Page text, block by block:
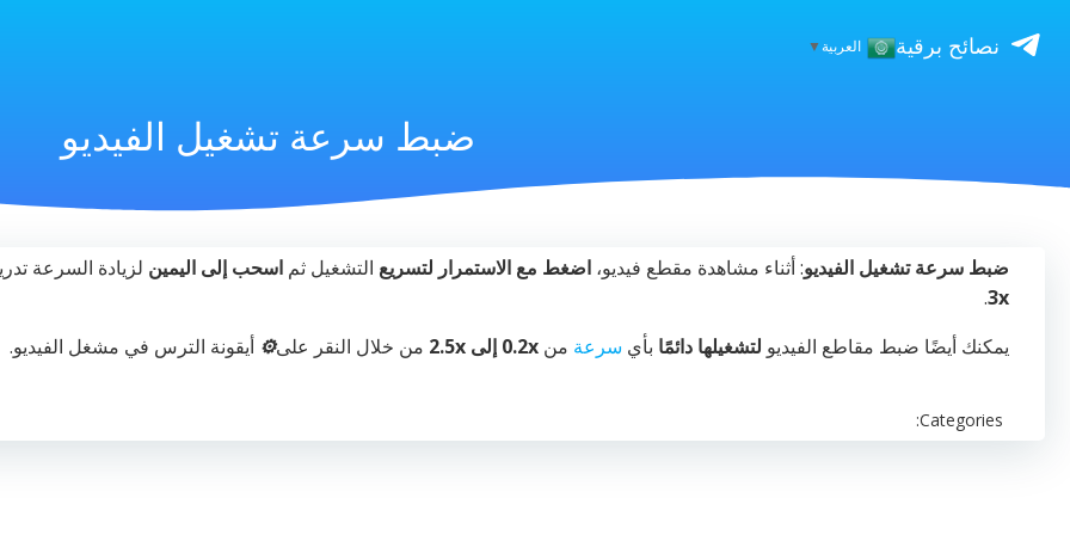
نصائح برقية العربية▼
ضبط سرعة تشغيل الفيديو
ضبط سرعة تشغيل الفيديو: أثناء مشاهدة مقطع فيديو، اضغط مع الاستمرار لتسريع التشغيل ثم اسحب إلى اليمين لزيادة السرعة
3x
.
يمكنك أيضًا ضبط مقاطع الفيديو لتشغيلها دائمًا بأي سرعة من 0.2x إلى 2.5x من خلال النقر على⚙️ أيقونة الترس في مشغل الفيديو.
Categories: